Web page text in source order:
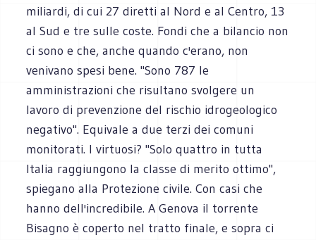
miliardi, di cui 27 diretti al Nord e al Centro, 13
al Sud e tre sulle coste. Fondi che a bilancio non
ci sono e che, anche quando c'erano, non
venivano spesi bene. "Sono 787 le
amministrazioni che risultano svolgere un
lavoro di prevenzione del rischio idrogeologico
negativo". Equivale a due terzi dei comuni
monitorati. I virtuosi? "Solo quattro in tutta
Italia raggiungono la classe di merito ottimo",
spiegano alla Protezione civile. Con casi che
hanno dell'incredibile. A Genova il torrente
Bisagno è coperto nel tratto finale, e sopra ci